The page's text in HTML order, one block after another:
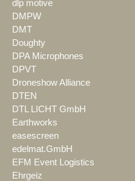
dlp motive
DMPW
DMT
Doughty
DPA Microphones
DPVT
Droneshow Alliance
DTEN
DTL LICHT GmbH
Earthworks
easescreen
edelmat.GmbH
EFM Event Logistics
Ehrgeiz